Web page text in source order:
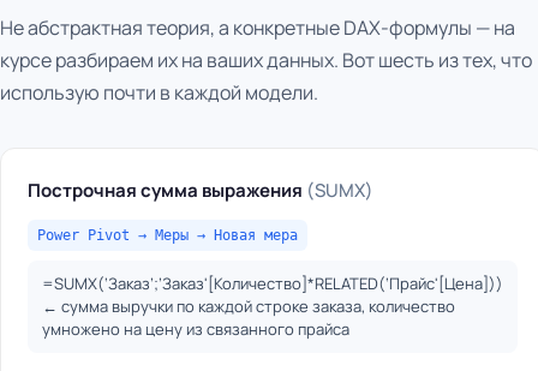
Не абстрактная теория, а конкретные DAX-формулы — на
курсе разбираем их на ваших данных. Вот шесть из тех, что
использую почти в каждой модели.
Построчная сумма выражения (SUMX)
Power Pivot → Меры → Новая мера
=SUMX(‘Заказ’;’Заказ'[Количество]*RELATED(‘Прайс'[Цена]))
← сумма выручки по каждой строке заказа, количество
умножено на цену из связанного прайса